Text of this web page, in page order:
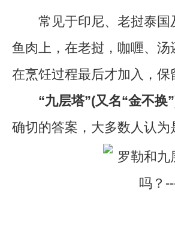
常见于印尼、老挝泰国
鱼肉上，在老挝，咖喱、
在烹饪过程最后才加入，保
“九层塔”(又名“金不换
确切的答案，大多数人认为